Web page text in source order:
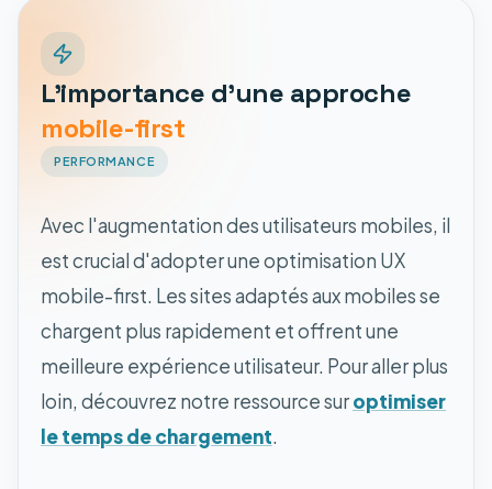
L'importance d'une approche
mobile-first
PERFORMANCE
Avec l'augmentation des utilisateurs mobiles, il
est crucial d'adopter une optimisation UX
mobile-first. Les sites adaptés aux mobiles se
chargent plus rapidement et offrent une
meilleure expérience utilisateur. Pour aller plus
loin, découvrez notre ressource suroptimiser
le temps de chargement.